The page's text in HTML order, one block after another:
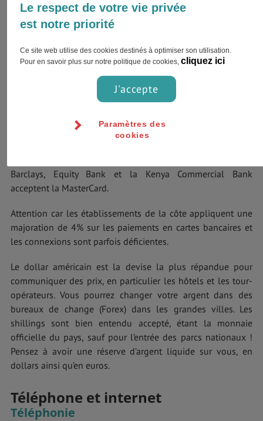
euros et donnés à titre indicati pour vous donner une idée
ducoût de la vie au Kenya
* Données de Août 2018
Modes de paiement
Vous pourrez retirer de l’argent avec votre carte bancaire à
distributeurs ont fleuri ces quelques dernières années,
Barclays, Equity Bank et la Kenya Commercial Bank
acceptent la MasterCard.
Attention car les établissements de la côte appliquent une
majoration de 4% sur les paiements en cartes bancaires et
les connexions sont parfois déficientes.
Le dollar américain est la devise la plus répandue pour
communiquer des prix, en particulier les hôtels et les tour-
opérateurs. Vous pourrez changer votre argent dans des
bureaux de change (Forex) dans les grandes villes. Les
shillings sont bien entendu accepté, étant la monnaie
officielle du pays, sauf pour l’entrée des parcs nationaux !
Pensez à avoir une réserve d’argent liquide sur vous, en
dollars ainsi qu’en euros.
Téléphone et internet
Téléphonie
Le respect de votre vie privée
est notre priorité
Ce site web utilise des cookies destinés à optimiser son utilisation.
Pour en savoir plus sur notre politique de cookies, cliquez ici
J'accepte
Paramètres des
cookies